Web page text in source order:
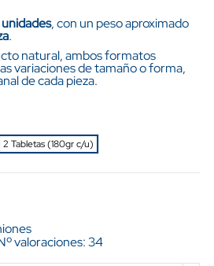
, con un peso aproximado
.
natural, ambos formatos
variaciones de tamaño o forma,
de cada pieza.
2 Tabletas (180gr c/u)
valoraciones:34